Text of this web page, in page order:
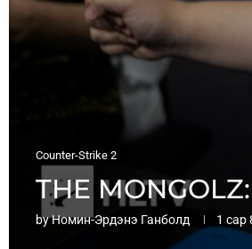
Counter-Strike 2
THE
byНомин-Эрдэнэ Ганболд 1 сар